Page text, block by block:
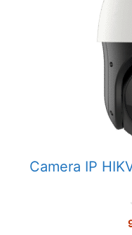
Camera IP